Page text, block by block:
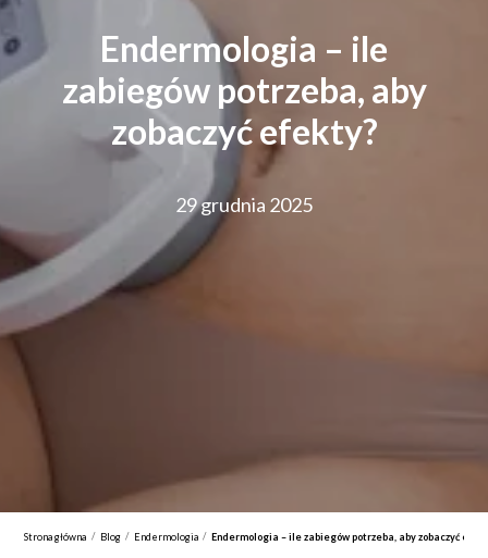
Endermologia – ile
zabiegów potrzeba, aby
zobaczyć efekty?
29 grudnia 2025
Strona główna / Blog / Endermologia / Endermologia – ile zabiegów potrzeba, aby zobaczyć